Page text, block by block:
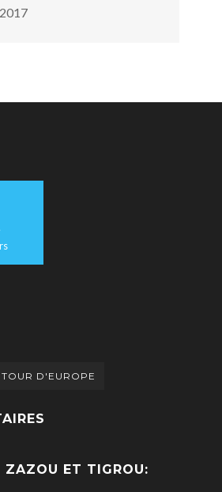
TOUR D'EUROPE
ZAZOU ET TIGROU: